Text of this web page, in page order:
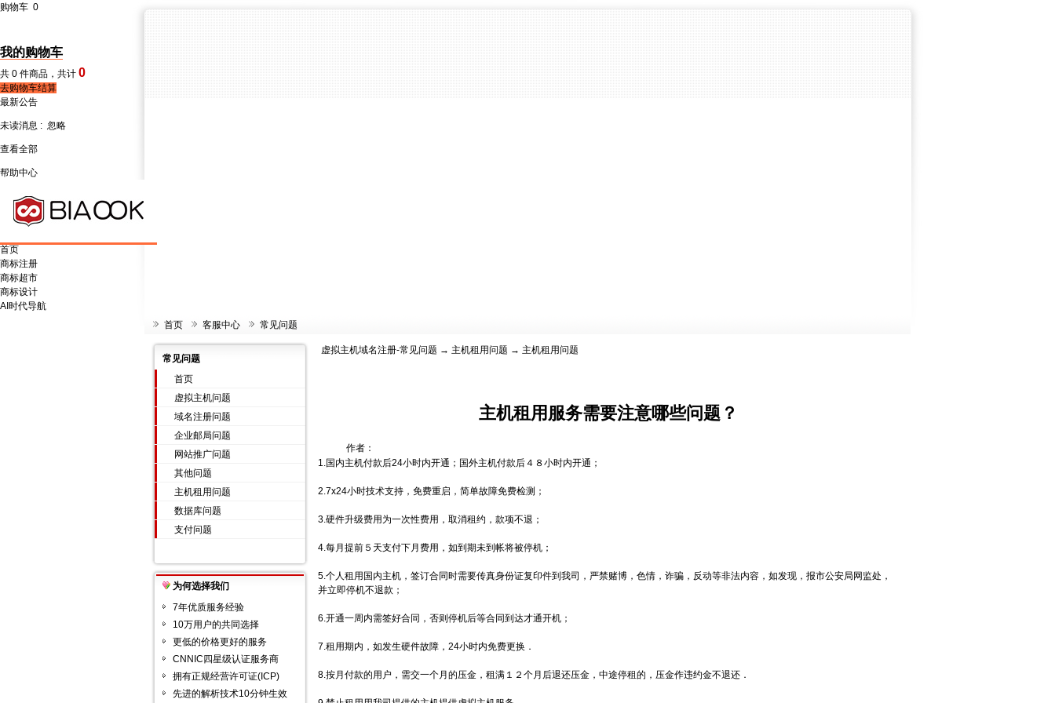
购物车 0
我的购物车
共 0 件商品，共计 0
去购物车结算
最新公告
未读消息 : 忽略
查看全部
帮助中心
首页
商标注册
商标超市
商标设计
AI时代导航
首页
客服中心 常见问题
常见问题
首页
虚拟主机问题
域名注册问题
企业邮局问题
网站推广问题
其他问题
主机租用问题
数据库问题
支付问题
为何选择我们
7年优质服务经验
10万用户的共同选择
更低的价格更好的服务
CNNIC四星级认证服务商
拥有正规经营许可证(ICP)
先进的解析技术10分钟生效
虚拟主机域名注册-常见问题 → 主机租用问题 → 主机租用问题
主机租用服务需要注意哪些问题？
作者：
1.国内主机付款后24小时内开通；国外主机付款后４８小时内开通；
2.7x24小时技术支持，免费重启，简单故障免费检测；
3.硬件升级费用为一次性费用，取消租约，款项不退；
4.每月提前５天支付下月费用，如到期未到帐将被停机；
5.个人租用国内主机，签订合同时需要传真身份证复印件到我司，严禁赌博，色情，诈骗，反动等非法内容，如发现，报市公安局网监处，
并立即停机不退款；
6.开通一周内需签好合同，否则停机后等合同到达才通开机；
7.租用期内，如发生硬件故障，24小时内免费更换．
8.按月付款的用户，需交一个月的压金，租满１２个月后退还压金，中途停租的，压金作违约金不退还．